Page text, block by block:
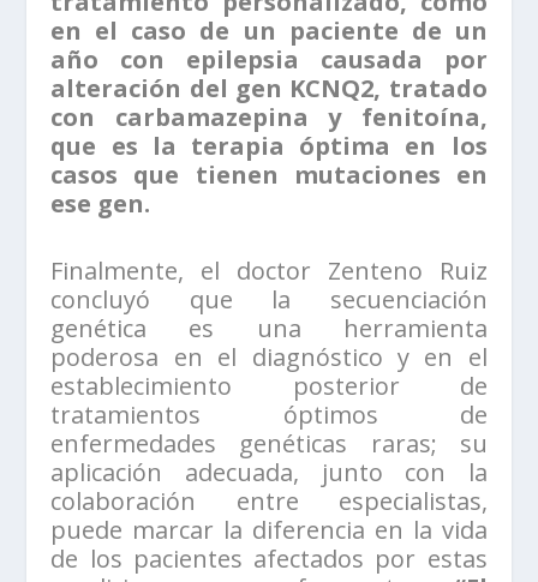
en el caso de un paciente de un
año con epilepsia causada por
alteración del gen KCNQ2, tratado
con carbamazepina y fenitoína,
que es la terapia óptima en los
casos que tienen mutaciones en
ese gen.
Finalmente, el doctor Zenteno Ruiz
concluyó que la secuenciación
genética es una herramienta
poderosa en el diagnóstico y en el
establecimiento posterior de
tratamientos óptimos de
enfermedades genéticas raras; su
aplicación adecuada, junto con la
colaboración entre especialistas,
puede marcar la diferencia en la vida
de los pacientes afectados por estas